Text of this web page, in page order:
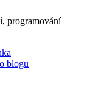
programování
blogu